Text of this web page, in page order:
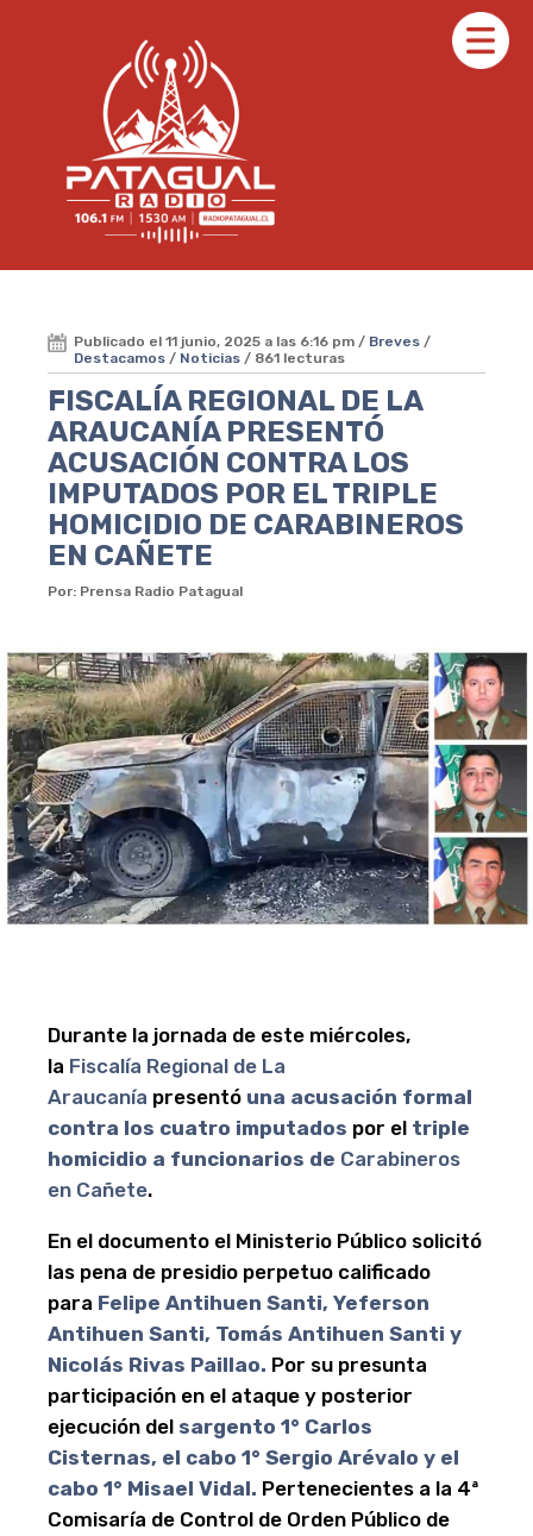
Publicado el 11 junio, 2025 a las 6:16 pm / Breves /
Destacamos / Noticias / 861 lecturas
FISCALÍA REGIONAL DE LA
ARAUCANÍA PRESENTÓ
ACUSACIÓN CONTRA LOS
IMPUTADOS POR EL TRIPLE
HOMICIDIO DE CARABINEROS
EN CAÑETE
Por: Prensa Radio Patagual
Durante la jornada de este miércoles,
la Fiscalía Regional de La
Araucanía presentó una acusación formal
contra los cuatro imputados por el triple
homicidio a funcionarios de Carabineros
en Cañete.
En el documento el Ministerio Público solicitó
las pena de presidio perpetuo calificado
para Felipe Antihuen Santi, Yeferson
Antihuen Santi, Tomás Antihuen Santi y
Nicolás Rivas Paillao. Por su presunta
participación en el ataque y posterior
ejecución del sargento 1° Carlos
Cisternas, el cabo 1° Sergio Arévalo y el
cabo 1° Misael Vidal. Pertenecientes a la 4ª
Comisaría de Control de Orden Público de